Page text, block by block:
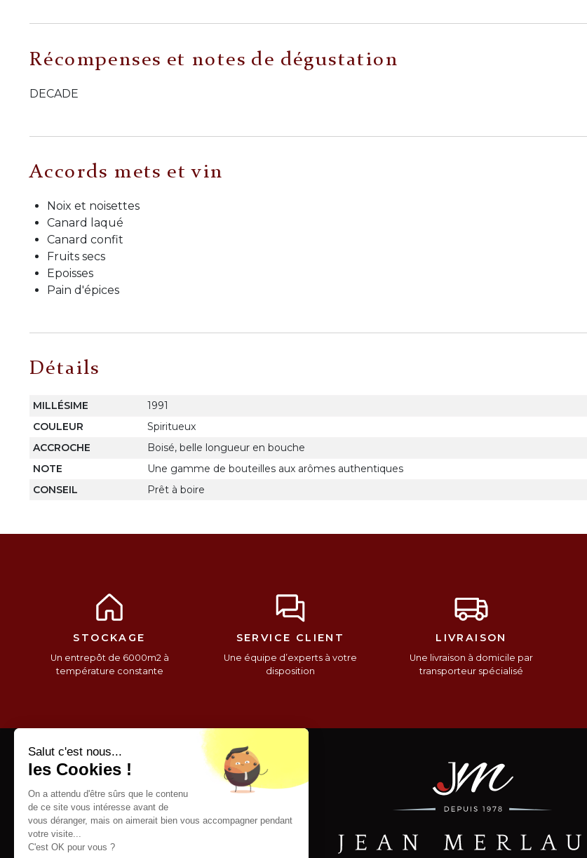
Récompenses et notes de dégustation
DECADE
Accords mets et vin
Noix et noisettes
Canard laqué
Canard confit
Fruits secs
Epoisses
Pain d'épices
Détails
MILLÉSIME
1991
COULEUR
Spiritueux
ACCROCHE
Boisé, belle longueur en bouche
NOTE
Une gamme de bouteilles aux arômes authentiques
CONSEIL
Prêt à boire
STOCKAGE
Un entrepôt de 6000m2 à
température constante
SERVICE CLIENT
Une équipe d’experts à votre
disposition
LIVRAISON
Une livraison à domicile par
transporteur spécialisé
Salut c'est nous...
les Cookies !
On a attendu d'être sûrs que le contenu
de ce site vous intéresse avant de
vous déranger, mais on aimerait bien vous accompagner pendant
votre visite...
C'est OK pour vous ?